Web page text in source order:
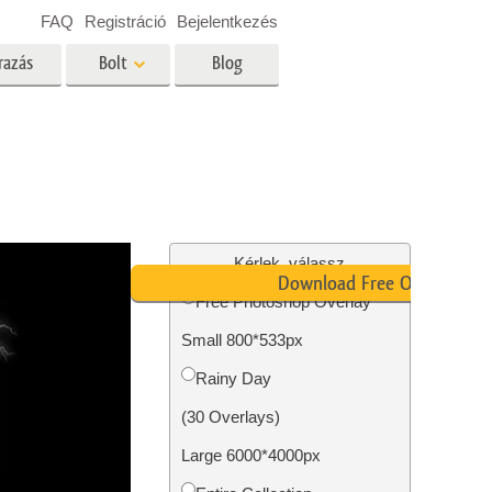
Fotó -helyreállítási szolgáltatások
Bolt Blog
FAQ Registráció Bejelentkezés
Kérlek, válassz
Free Photoshop Overlay
Small 800*533px
Rainy Day
(30 Overlays)
Large 6000*4000px
Download Free Overlay